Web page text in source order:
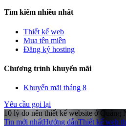
Tìm kiếm nhiều nhất
Thiết kế web
Mua tên miền
Đăng ký hosting
Chương trình khuyến mãi
Khuyến mãi tháng 8
Yêu cầu gọi lại
10 lý do nên thiết kế website ở Quảng
Tin mới nhấtHướng dẫnThiết kế web